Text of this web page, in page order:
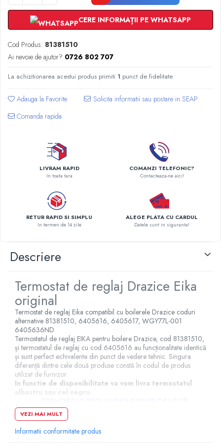
Radiatoare Otel Vogel&Noot
Radiatoare Otel Korado
Radiatoare de Baie Purmo Banga
Automatizare Termostate
Detectoare
Detectoare de gaz si electrovalve
Automatizari centrala termica
Stabilizatoare de tensiune
Accesorii panouri solare apa calda
Kituri panouri solare apa calda
Panouri solare nepresurizate
Teava flexibila inox si fitinguri panouri
Grupuri de pompare panouri solare
CERE INFORMAȚII PE WHATSAPP
Cod Produs: 81381510
Ai nevoie de ajutor? 0726 802 707
La achizitionarea acestui produs primiti 1 punct de fidelitate
Adauga la Favorite
Comanda rapida
LIVRAM RAPID
In toata tara
COMANZI TELEFONIC?
Contacteaza-ne aici!
RETUR RAPID SI SIMPLU
In termen de 14 zile
ALEGE PLATA CU CARDUL
Datele sunt in siguranta!
Descriere
Termostat de reglaj Drazice Eika
original
Termostat de reglaj Eika compatibil cu boilerele Drazice coduri
alternative 81381510, 6405616, 6405617, WGY77L-001
6405636ND
Termostatul de reglaj EIKA pentru boilere Drazice, cod 81381510,
și termostatul de reglaj cu cod 6405616 au funcționalitate identică
și sunt perfect echivalente din punct de vedere tehnic. Singura
diferență dintre cele două produse constă în codul de produs
utilizat de furnizor.
In functie de disponibilitate va vom livra termostatul
albastru sau cel negru.
6405616 6405617 ORIGINAL
Pentru a va asigura ca achizitionati exact piesa de
schimb potrivita, va rugam sa apelati la consultantii
VEZI MAI MULT
Informatii conformitate produs